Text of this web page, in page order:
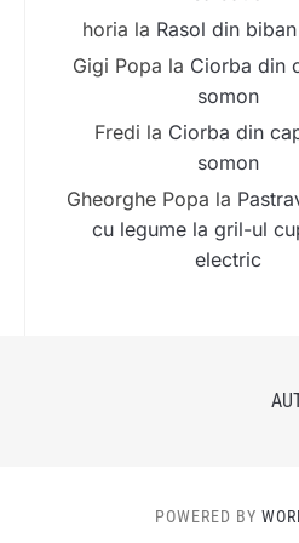
horia la Rasol din
Gigi Popa la Ciorba din
somon
Fredi la Ciorba din
somon
Gheorghe Popa la
cu legume la gril-ul
electric
POWERED BY